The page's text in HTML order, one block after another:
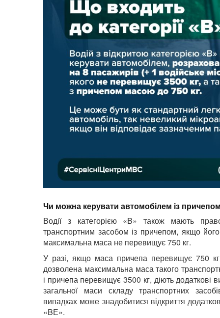
Чи можна керувати автомобілем із
Водії з категорією «B» також мають
транспортним засобом із причепом, якщо
максимальна маса не перевищує 750 кг.
У разі, якщо маса причепа перевищує 750 кг
дозволена максимальна маса такого
і причепа перевищує 3500 кг, діють додаткові
загальної маси складу транспортних
випадках може знадобитися відкриття
«BЕ».